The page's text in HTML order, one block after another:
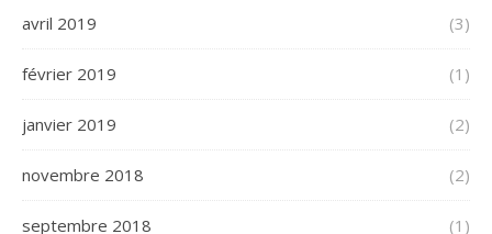
avril 2019 (3)
février 2019 (1)
janvier 2019 (2)
novembre 2018 (2)
septembre 2018 (1)